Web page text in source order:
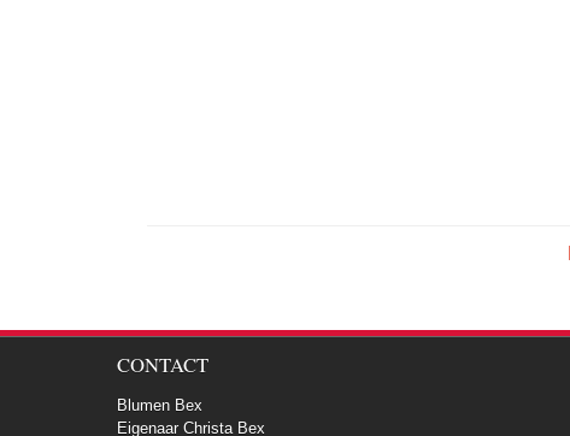
CONTACT
Blumen Bex
Eigenaar Christa Bex